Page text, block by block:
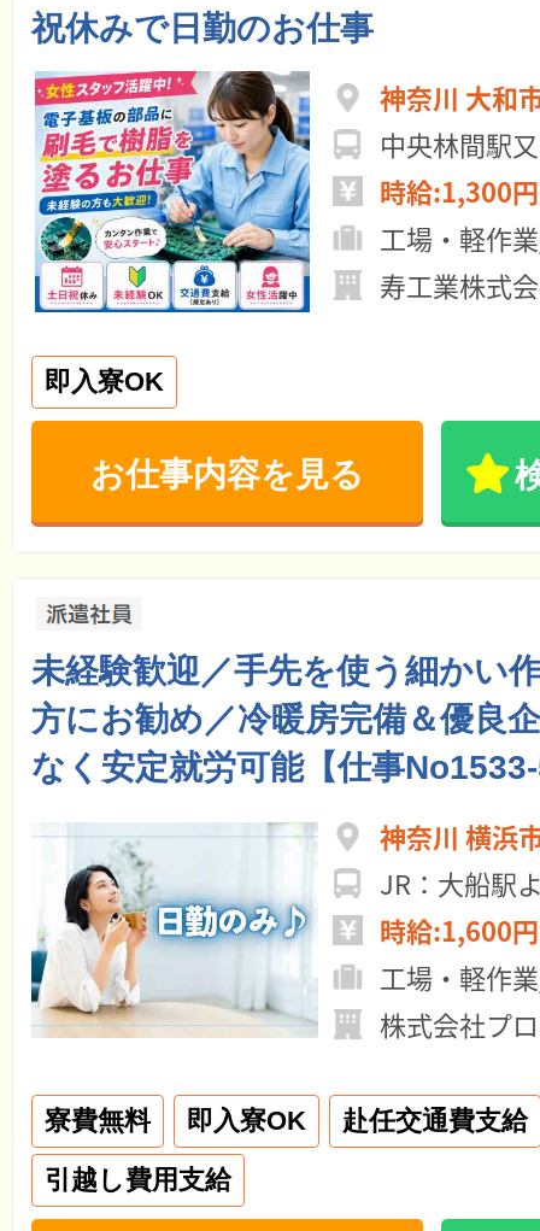
祝休みで日勤のお仕事
神奈川 大和
中央林間駅
時給:1,300
工場・軽作
寿工業株式
即入寮OK
お仕事内容を見る
未経験歓迎／手先を使う細かい
方にお勧め／冷暖房完備＆優良
なく安定就労可能【仕事
神奈川 横浜
JR：大船
時給:1,600
工場・軽作
株式会社プ
寮費無料 即入寮OK
赴任交通費支給
引越し費用支給